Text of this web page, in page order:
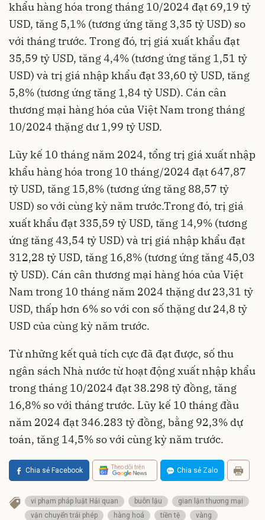
khẩu hàng hóa trong tháng 10/2024 đạt 69,19 tỷ
USD, tăng 5,1% (tương ứng tăng 3,35 tỷ USD) so
với tháng trước. Trong đó, trị giá xuất khẩu đạt
35,59 tỷ USD, tăng 4,4% (tương ứng tăng 1,51 tỷ
USD) và trị giá nhập khẩu đạt 33,60 tỷ USD, tăng
5,8% (tương ứng tăng 1,84 tỷ USD). Cán cân
thương mại hàng hóa của Việt Nam trong tháng
10/2024 thặng dư 1,99 tỷ USD.
Lũy kế 10 tháng năm 2024, tổng trị giá xuất nhập
khẩu hàng hóa trong 10 tháng/2024 đạt 647,87
tỷ USD, tăng 15,8% (tương ứng tăng 88,57 tỷ
USD) so với cùng kỳ năm trước.Trong đó, trị giá
xuất khẩu đạt 335,59 tỷ USD, tăng 14,9% (tương
ứng tăng 43,54 tỷ USD) và trị giá nhập khẩu đạt
312,28 tỷ USD, tăng 16,8% (tương ứng tăng 45,03
tỷ USD). Cán cân thương mại hàng hóa của Việt
Nam trong 10 tháng năm 2024 thặng dư 23,31 tỷ
USD, thấp hơn 6% so với con số thặng dư 24,8 tỷ
USD của cùng kỳ năm trước.
Từ những kết quả tích cực đã đạt được, số thu
ngân sách Nhà nước từ hoạt động xuất nhập khẩu
trong tháng 10/2024 đạt 38.298 tỷ đồng, tăng
16,8% so với tháng trước. Lũy kế 10 tháng đầu
năm 2024 đạt 346.283 tỷ đồng, bằng 92,3% dự
toán, tăng 14,5% so với cùng kỳ năm trước.
Chia sẻ Facebook Theo dõi trên Chia sẻ Zalo
vi phạm pháp luật Hải quan buôn lậu
gian lận thương mại
vận chuyển trái phép
hàng hoá tiền tệ
vàng